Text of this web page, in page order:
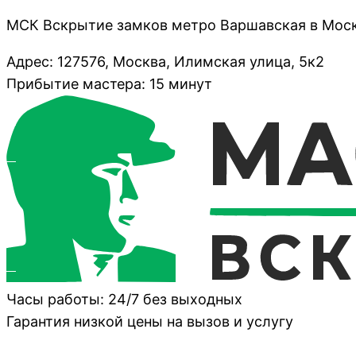
МСК Вскрытие замков метро Варшавская в
Адрес: 127576, Москва, Илимская улица, 5к2
Прибытие мастера: 15 минут
Часы работы: 24/7 без выходных
Гарантия низкой цены на вызов и услугу